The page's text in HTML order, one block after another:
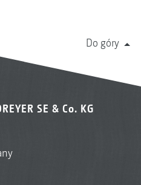
Do góry
SE & Co. KG